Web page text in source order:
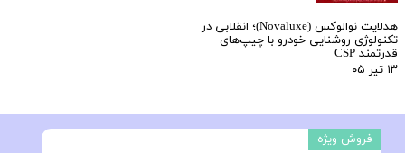
هدلایت نوالوکس (Novaluxe)؛ انقلابی در
تکنولوژی روشنایی خودرو با چیپ‌های
قدرتمند CSP
۱۳ تیر ۰۵
فروش ویژه